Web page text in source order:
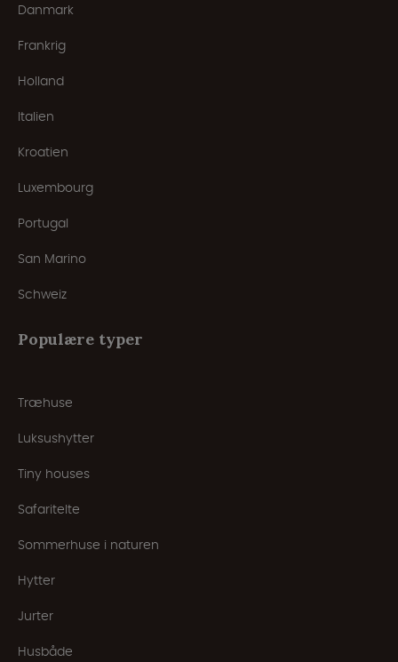
Danmark
Frankrig
Holland
Italien
Kroatien
Luxembourg
Portugal
San Marino
Schweiz
Populære typer
Træhuse
Luksushytter
Tiny houses
Safaritelte
Sommerhuse i naturen
Hytter
Jurter
Husbåde